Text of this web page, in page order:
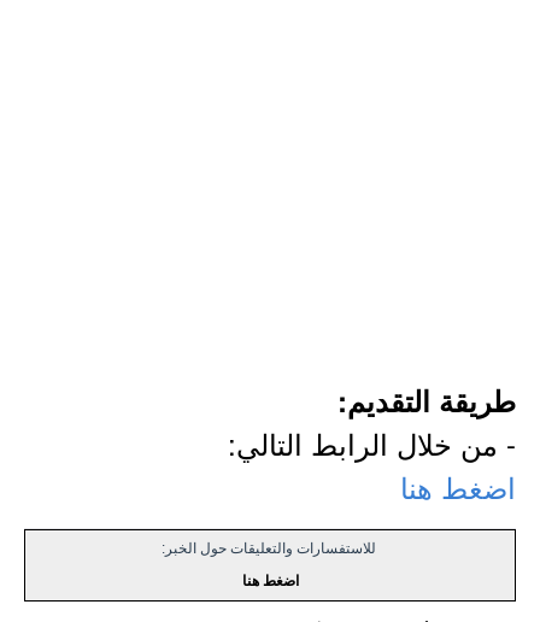
طريقة التقديم:
- من خلال الرابط التالي:
اضغط هنا
للاستفسارات والتعليقات حول الخبر:
اضغط هنا